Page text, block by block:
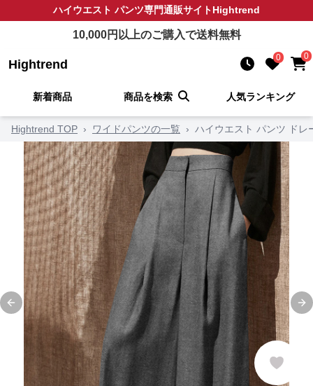
ハイウエスト パンツ専門通販サイトHightrend
10,000円以上のご購入で送料無料
Hightrend 0 0
新着商品 商品を検索 人気ランキング
Hightrend TOP › ワイドパンツの一覧 › ハイウエスト パンツ ドレ
Previous slide